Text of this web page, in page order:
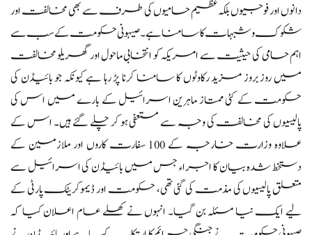
دانوں اور فوجیوں بلکہ عظیم حامیوں کی طرف سے بھی مخالفت اور
شکوک و شبہات کا سامنا ہے۔ صیہونی حکومت کے سب سے
اہم حامی کی حیثیت سے امریکہ کو انتخابی ماحول اور گھریلو مخالفت
میں روز بروز مزید رکاوٹوں کا سامنا کرنا پڑ رہا ہے کیونکہ جو بائیڈن کی
حکومت کے کئی ممتاز ماہرین اسرائیل کے بارے میں اس کی
پالیسیوں کی مخالفت کی وجہ سے مستعفی ہو کر چلے گئے ہیں۔ اس کے
علاوہ وزارت خارجہ کے 100 سفارت کاروں اور ملازمین کے
دستخط شدہ بیان کا اجراء جس میں بائیڈن کی اسرائیل سے
متعلق پالیسیوں کی مذمت کی گئی تھی، حکومت اور ڈیموکریٹک پارٹی کے
لیے ایک نیا مسئلہ بن گیا۔ انہوں نے کھلے عام اعلان کیا کہ